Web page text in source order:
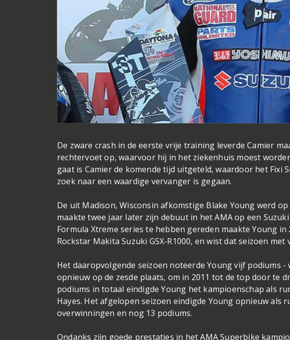
De zware crash in de eerste vrije training leverde Camier
rechtervoet op, waarvoor hij in het ziekenhuis moest
gaat is Camier de komende tijd uitgeteld, waardoor het Fixi
zoek naar een waardige vervanger is gegaan.
De uit Madison, Wisconsin afkomstige Blake Young werd
maakte twee jaar later zijn debuut in het AMA op een
Formula Xtreme series te hebben gereden maakte Young
Rockstar Makita Suzuki GSX-R1000, en wist dat seizoen
Het daaropvolgende seizoen noteerde Young vijf podiums
opnieuw op de zesde plaats, om in 2011 tot de top door te
podiums in totaal eindigde Young het kampioenschap als
Hayes. Het afgelopen seizoen eindigde Young opnieuw als
overwinningen en nog 13 podiums.
Ondanks zijn goede prestaties in het AMA Superbike